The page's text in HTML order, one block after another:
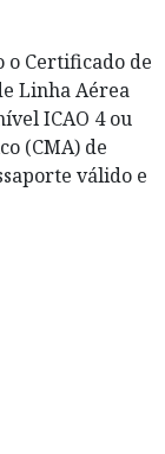
o Certificado de
Linha Aérea
ICAO 4 ou
(CMA) de
válido e